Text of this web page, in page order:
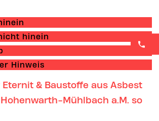
hinein
Hinweis
& Baustoffe aus Asbest
Mühlbach a.M. so